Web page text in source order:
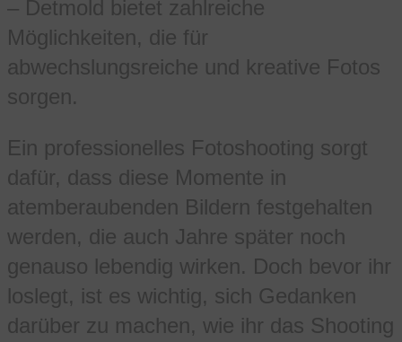
– Detmold bietet zahlreiche
Möglichkeiten, die für
abwechslungsreiche und kreative Fotos
sorgen.
Ein professionelles Fotoshooting sorgt
dafür, dass diese Momente in
atemberaubenden Bildern festgehalten
werden, die auch Jahre später noch
genauso lebendig wirken. Doch bevor ihr
loslegt, ist es wichtig, sich Gedanken
darüber zu machen, wie ihr das Shooting